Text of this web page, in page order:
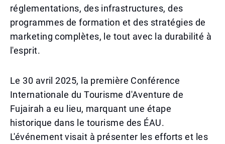
réglementations, des infrastructures, des
programmes de formation et des stratégies de
marketing complètes, le tout avec la durabilité à
l'esprit.
Le 30 avril 2025, la première Conférence
Internationale du Tourisme d'Aventure de
Fujairah a eu lieu, marquant une étape
historique dans le tourisme des ÉAU.
L'événement visait à présenter les efforts et les